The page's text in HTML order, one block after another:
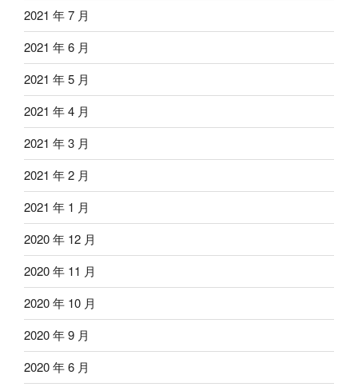
2021 年 7 月
2021 年 6 月
2021 年 5 月
2021 年 4 月
2021 年 3 月
2021 年 2 月
2021 年 1 月
2020 年 12 月
2020 年 11 月
2020 年 10 月
2020 年 9 月
2020 年 6 月